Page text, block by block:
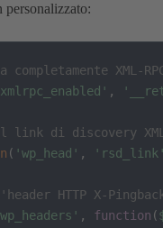
personalizzato:
XML-RPC
,
link di discovery XML-
( 'wp_head' , 'rsd_link'
HTTP X-
, function (